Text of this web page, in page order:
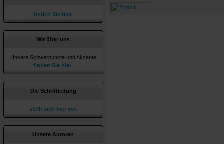
finden Sie hier.
Wir über uns
Unsere Schwerpunkte und Akzente
finden Sie hier
Die Schriftleitung
stellt sich hier vor.
Unsere Autoren